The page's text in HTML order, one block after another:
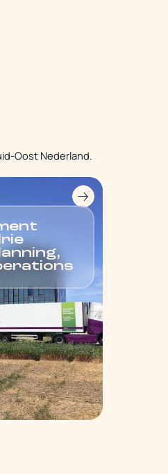
Oost Nederland.